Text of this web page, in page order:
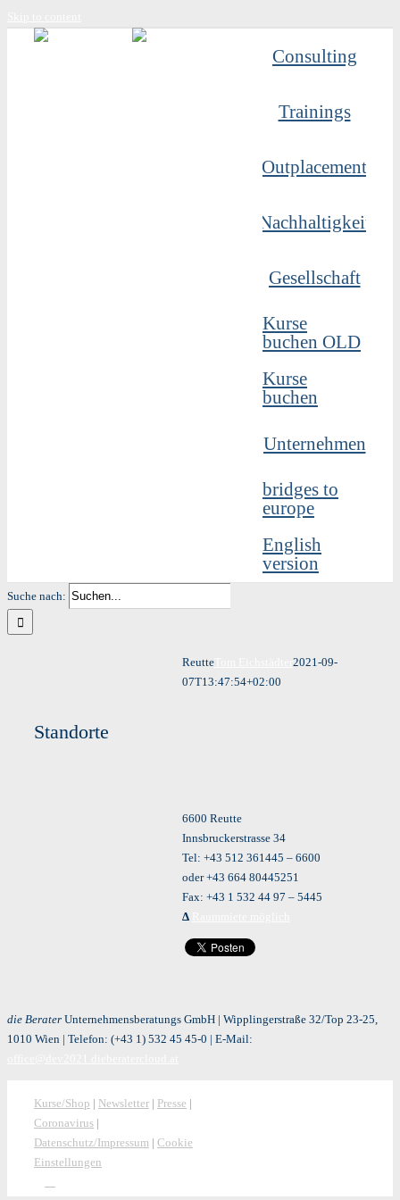
Consulting
Trainings
Outplacement
Nachhaltigkeit
Gesellschaft
Kurse
buchen OLD
Kurse
buchen
Unternehmen
bridges to
europe
English
version
Suche nach:
ReutteTom Eichstädter 2021-09-
07T13:47:54+02:00
6600 Reutte
Innsbruckerstrasse 34
Tel: +43 512 361445 – 6600
oder +43 664 80445251
Fax: +43 1 532 44 97 – 5445
Δ
Standorte
die Berater Unternehmensberatungs GmbH | Wipplingerstraße 32/Top 23-25,
1010 Wien | Telefon: (+43 1) 532 45 45-0 | E-Mail:
Kurse/Shop | Newsletter | Presse |
Coronavirus |
Datenschutz/Impressum | Cookie
Einstellungen